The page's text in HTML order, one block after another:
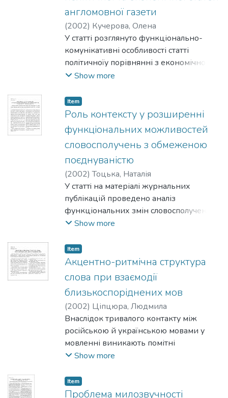
англомовної газети
(2002) Кучерова, Олена
У статті розглянуто функціонально-
комунікативні особливості статті
політичноїу порівнянні з економічною
статтею сучасних провідних
функціональним критерієм
виділяються тема-рематичні і тематичні
заголовки для обох видів статей. За
комунікативною спрямованістю
виділяємо заголовок-констатив,
заголовок-перформатив, заголовок-
промісив та заголовок-менасив для
політичної статті і такі заголовки для
економічної статті: заголовок-констатив,
заголовок-перформатив і заголовок-
директив.
Show more
Item
Роль контексту у розширенні
функціональних можливостей
словосполучень з обмеженою
поєднуваністю
(2002)Тоцька, Наталія
У cтaттi на матеріалі журнальних
публікацій проведено аналіз
функціональних змін словосполучень з
прогнозованою сполучуваністю
контексту сучасного українського
мовлення ЗMI виявлено види
трансформації одиниць сполук, що
сприяють вивченню актуальних у наш
час процесів збагачення мови.
Show more
Item
Акцентно-ритмічна структура
слова при взаємодії
близькоспоріднених мов
(2002) Ціпцюра, Людмила
Внаслідок тривалого контакту між
російською й українською мовами у
мовленні виникають помітні
відхилення від норми в обох мовах і на
інтерференція на фонетичному рівні -
суттєво змінюється акцентно-ритмічна
Show more
Item
Проблема милозвучності